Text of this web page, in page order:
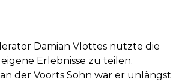
Damian Vlottes nutzte die
Erlebnisse zu teilen.
der Voorts Sohn war er unlängst